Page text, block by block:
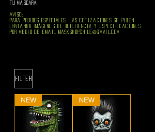
TU MÁSCARA.
AVISO:
PARA PEDIDOS ESPECIALES, laS cotizaciones se piden
enviando imágenes de referencia y especificaciones
por medio de email maskshop.chile@gmail.com
Filter
NEW NEW